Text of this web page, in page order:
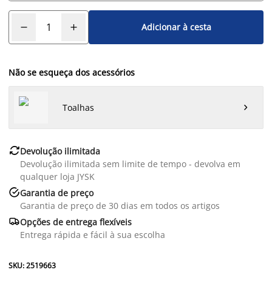
Adicionar à cesta
Não se esqueça dos acessórios
Toalhas 
Devolução ilimitada
Devolução ilimitada sem limite de tempo - devolva em
qualquer loja JYSK
Garantia de preço
Garantia de preço de 30 dias em todos os artigos
Opções de entrega flexíveis
Entrega rápida e fácil à sua escolha
SKU: 2519663